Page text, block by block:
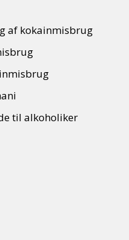
af kokainmisbrug
til alkoholiker